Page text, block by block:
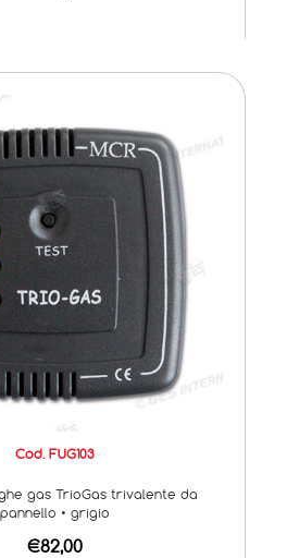
Cod. FUG103
gas TrioGas trivalente da
pannello • grigio
€82,00